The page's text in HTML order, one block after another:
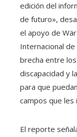
edición del
de futuro»,
el apoyo de
Internacional
brecha entre
discapacidad y
para que
campos que les
El reporte